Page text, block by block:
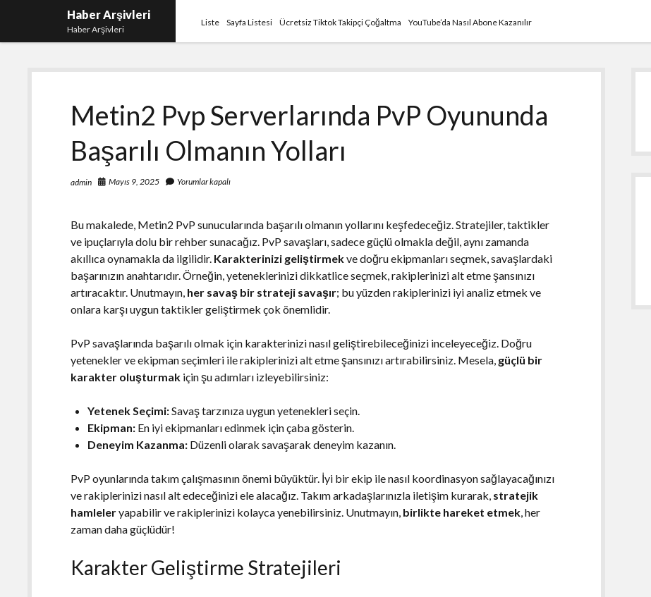
Haber Arşivleri
Haber Arşivleri
Liste Sayfa Listesi Ücretsiz Tiktok Takipçi Çoğaltma YouTube’da Nasıl Abone Kazanılır
Metin2 Pvp Serverlarında PvP Oyununda
Başarılı Olmanın Yolları
admin Mayıs 9, 2025 Yorumlar kapalı
Bu makalede, Metin2 PvP sunucularında başarılı olmanın yollarını keşfedeceğiz. Stratejiler, taktikler
ve ipuçlarıyla dolu bir rehber sunacağız. PvP savaşları, sadece güçlü olmakla değil, aynı zamanda
akıllıca oynamakla da ilgilidir. Karakterinizi geliştirmekve doğru ekipmanları seçmek, savaşlardaki
başarınızın anahtarıdır. Örneğin, yeteneklerinizi dikkatlice seçmek, rakiplerinizi alt etme şansınızı
artıracaktır. Unutmayın, her savaş bir strateji savaşır; bu yüzden rakiplerinizi iyi analiz etmek ve
onlara karşı uygun taktikler geliştirmek çok önemlidir.
PvP savaşlarında başarılı olmak için karakterinizi nasıl geliştirebileceğinizi inceleyeceğiz. Doğru
yetenekler ve ekipman seçimleri ile rakiplerinizi alt etme şansınızı artırabilirsiniz. Mesela, güçlü bir
karakter oluşturmak için şu adımları izleyebilirsiniz:
Yetenek Seçimi:Savaş tarzınıza uygun yetenekleri seçin.
Ekipman: En iyi ekipmanları edinmek için çaba gösterin.
Deneyim Kazanma: Düzenli olarak savaşarak deneyim kazanın.
PvP oyunlarında takım çalışmasının önemi büyüktür. İyi bir ekip ile nasıl koordinasyon sağlayacağınızı
ve rakiplerinizi nasıl alt edeceğinizi ele alacağız. Takım arkadaşlarınızla iletişim kurarak, stratejik
hamleleryapabilir ve rakiplerinizi kolayca yenebilirsiniz. Unutmayın, birlikte hareket etmek, her
zaman daha güçlüdür!
Karakter Geliştirme Stratejileri